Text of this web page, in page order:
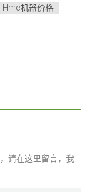
Hmc机器价格
请在这里留言，我